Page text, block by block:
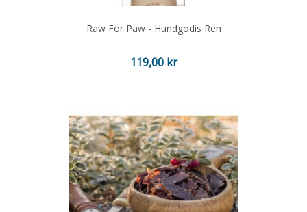
Raw For Paw - Hundgodis Ren
Pris
119,00 kr